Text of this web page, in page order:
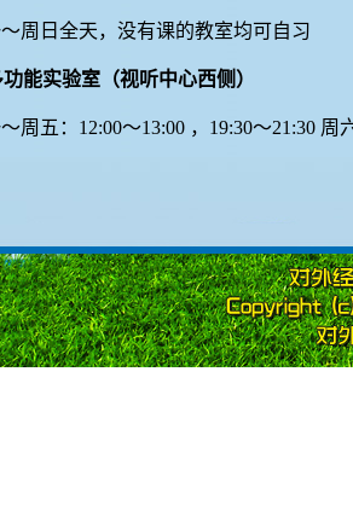
周日全天， 没有课的教室均可自习
功能实验室（视听中心西侧）
周五： 12:00～13:00 ， 19:30～21:30 周